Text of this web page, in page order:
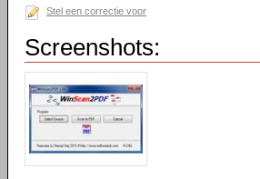
Stel een correctie voor
Screenshots: